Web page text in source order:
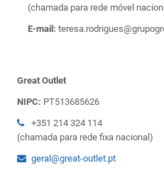
(chamada para rede móvel
E-mail:
Great Outlet
NIPC: PT513685626
+351 214 324 114
(chamada para rede fixa nacional)
geral@great-outlet.pt